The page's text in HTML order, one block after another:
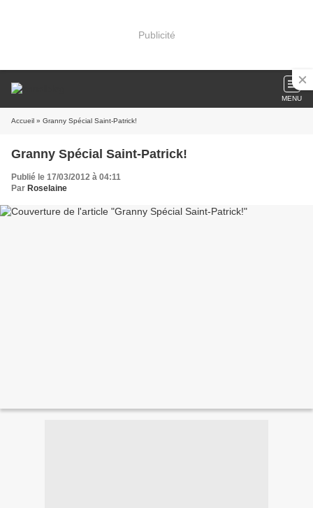
Publicité
MENU
Accueil » Granny Spécial Saint-Patrick!
Granny Spécial Saint-Patrick!
Publié le 17/03/2012 à 04:11
Par Roselaine